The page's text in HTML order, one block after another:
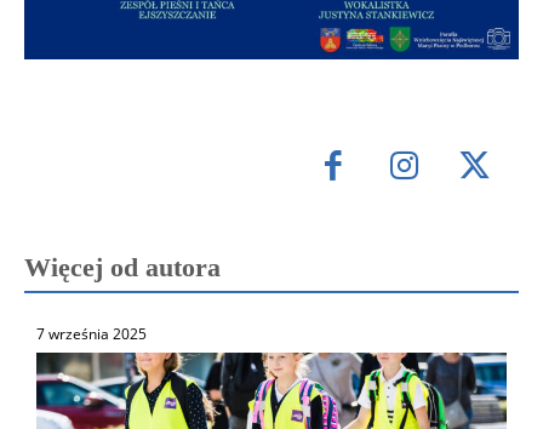
Więcej od autora
7 września 2025